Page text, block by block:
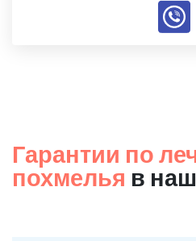
Гарантии по
похмелья в